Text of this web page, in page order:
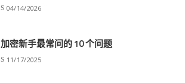
04/14/2026
加密新手最常问的 10 个问题
11/17/2025